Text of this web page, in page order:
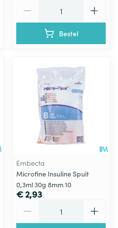
Bestel
Embecta
Microfine Insuline Spuit
0,3ml 30g 8mm 10
€ 2,93